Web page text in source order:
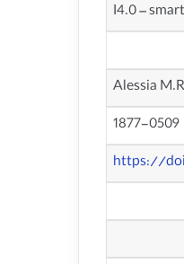
I4.0 –
Alessia
1877-0509
https://